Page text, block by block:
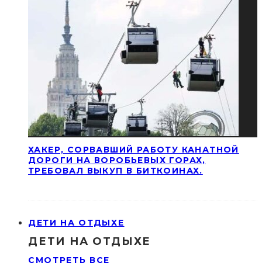
ХАКЕР, СОРВАВШИЙ РАБОТУ КАНАТНОЙ
ДОРОГИ НА ВОРОБЬЕВЫХ ГОРАХ,
ТРЕБОВАЛ ВЫКУП В БИТКОИНАХ.
ДЕТИ НА ОТДЫХЕ
ДЕТИ НА ОТДЫХЕ
СМОТРЕТЬ ВСЕ